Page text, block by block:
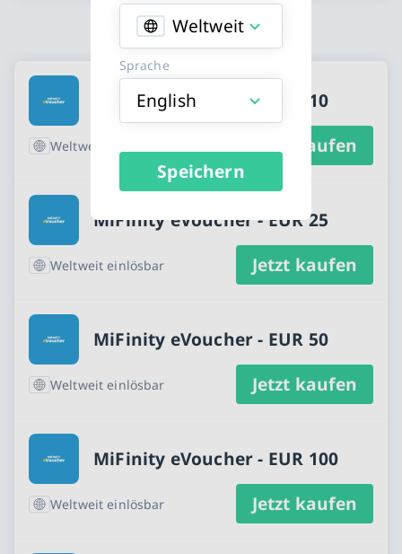
Weltweit
Sprache
English
Speichern
Erhältliche MiFinity eVoucher kaufen
MiFinity eVoucher - EUR 10
Weltweit einlösbar Jetzt kaufen
MiFinity eVoucher - EUR 25
Weltweit einlösbar Jetzt kaufen
MiFinity eVoucher - EUR 50
Weltweit einlösbar Jetzt kaufen
MiFinity eVoucher - EUR 100
Weltweit einlösbar Jetzt kaufen